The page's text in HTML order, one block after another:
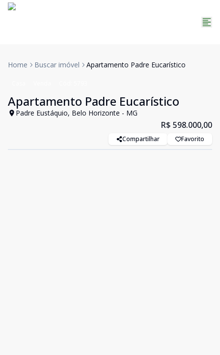
Home Buscar imóvel Apartamento Padre Eucarístico
Apartamento Padre Eucarístico
Padre Eustáquio, Belo Horizonte - MG
R$ 598.000,00
Compartilhar Favorito